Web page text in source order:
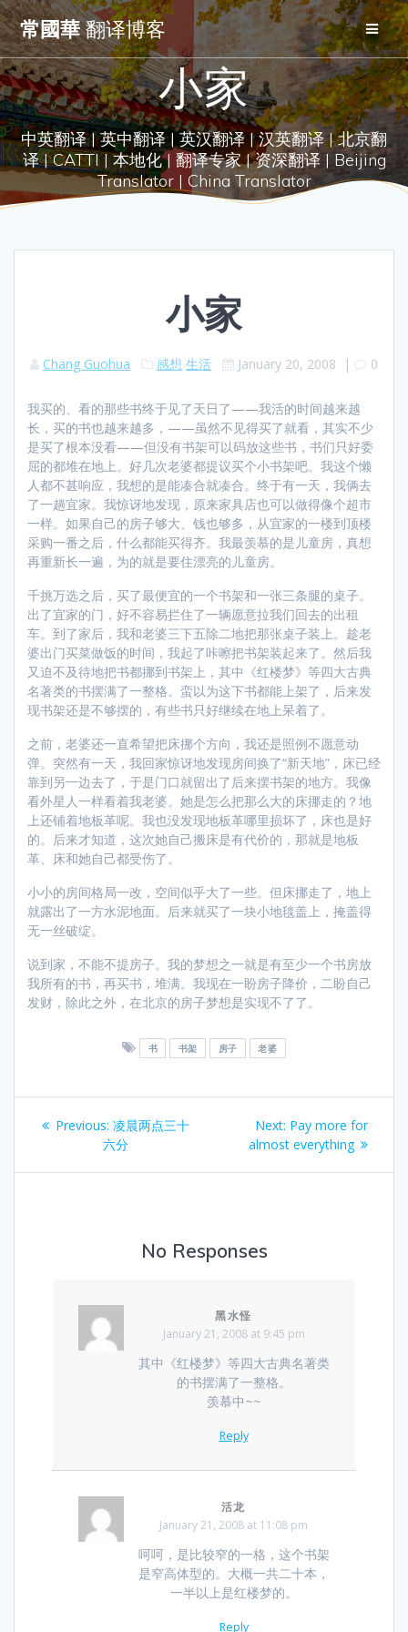
Skip
to
content
常國華翻译博客
小家
中英翻译 | 英中翻译 | 英汉翻译 | 汉英翻译 | 北京翻
译 | CATTI | 本地化 | 翻译专家 | 资深翻译 | Beijing
Translator | China Translator
小家
Chang Guohua 感想 生活 January 20, 2008 | 0
我买的、看的那些书终于见了天日了——我活的时间越来越
长，买的书也越来越多，——虽然不见得买了就看，其实不少
是买了根本没看——但没有书架可以码放这些书，书们只好委
屈的都堆在地上。好几次老婆都提议买个小书架吧。我这个懒
人都不甚响应，我想的是能凑合就凑合。终于有一天，我俩去
了一趟宜家。我惊讶地发现，原来家具店也可以做得像个超市
一样。如果自己的房子够大、钱也够多，从宜家的一楼到顶楼
采购一番之后，什么都能买得齐。我最羡慕的是儿童房，真想
再重新长一遍，为的就是要住漂亮的儿童房。
千挑万选之后，买了最便宜的一个书架和一张三条腿的桌子。
出了宜家的门，好不容易拦住了一辆愿意拉我们回去的出租
车。到了家后，我和老婆三下五除二地把那张桌子装上。趁老
婆出门买菜做饭的时间，我起了咔嚓把书架装起来了。然后我
又迫不及待地把书都挪到书架上，其中《红楼梦》等四大古典
名著类的书摆满了一整格。蛮以为这下书都能上架了，后来发
现书架还是不够摆的，有些书只好继续在地上呆着了。
之前，老婆还一直希望把床挪个方向，我还是照例不愿意动
弹。突然有一天，我回家惊讶地发现房间换了“新天地”，床已经
靠到另一边去了，于是门口就留出了后来摆书架的地方。我像
看外星人一样看着我老婆。她是怎么把那么大的床挪走的？地
上还铺着地板革呢。我也没发现地板革哪里损坏了，床也是好
的。后来才知道，这次她自己搬床是有代价的，那就是地板
革、床和她自己都受伤了。
小小的房间格局一改，空间似乎大了一些。但床挪走了，地上
就露出了一方水泥地面。后来就买了一块小地毯盖上，掩盖得
无一丝破绽。
说到家，不能不提房子。我的梦想之一就是有至少一个书房放
我所有的书，再买书，堆满。我现在一盼房子降价，二盼自己
发财，除此之外，在北京的房子梦想是实现不了了。
书 书架 房子 老婆
Post
navigation
Previous: Previous
post:
凌晨两点三十
六分
Next: Next
post:
Pay more for
almost everything
No Responses
黑水怪
January 21, 2008 at 9:45 pm
其中《红楼梦》等四大古典名著类
的书摆满了一整格。
羡慕中~~
Reply
活龙
January 21, 2008 at 11:08 pm
呵呵，是比较窄的一格，这个书架
是窄高体型的。大概一共二十本，
一半以上是红楼梦的。
Reply